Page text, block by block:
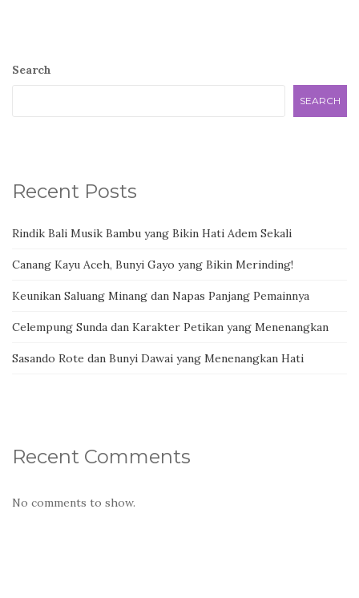
Search
SEARCH
Recent Posts
Rindik Bali Musik Bambu yang Bikin Hati Adem Sekali
Canang Kayu Aceh, Bunyi Gayo yang Bikin Merinding!
Keunikan Saluang Minang dan Napas Panjang Pemainnya
Celempung Sunda dan Karakter Petikan yang Menenangkan
Sasando Rote dan Bunyi Dawai yang Menenangkan Hati
Recent Comments
No comments to show.